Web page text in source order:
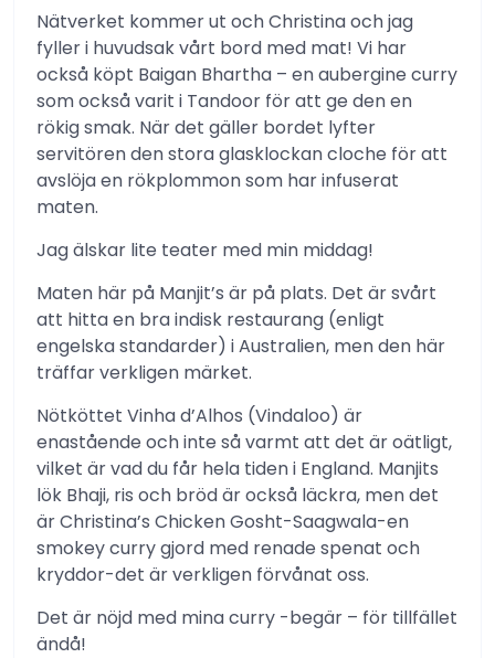
Nätverket kommer ut och Christina och jag
fyller i huvudsak vårt bord med mat! Vi har
också köpt Baigan Bhartha – en aubergine curry
som också varit i Tandoor för att ge den en
rökig smak. När det gäller bordet lyfter
servitören den stora glasklockan cloche för att
avslöja en rökplommon som har infuserat
maten.
Jag älskar lite teater med min middag!
Maten här på Manjit’s är på plats. Det är svårt
att hitta en bra indisk restaurang (enligt
engelska standarder) i Australien, men den här
träffar verkligen märket.
Nötköttet Vinha d’Alhos (Vindaloo) är
enastående och inte så varmt att det är oätligt,
vilket är vad du får hela tiden i England. Manjits
lök Bhaji, ris och bröd är också läckra, men det
är Christina’s Chicken Gosht-Saagwala-en
smokey curry gjord med renade spenat och
kryddor-det är verkligen förvånat oss.
Det är nöjd med mina curry -begär – för tillfället
ändå!